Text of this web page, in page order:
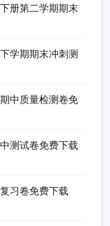
册第二学期期末
学期期末冲刺测
中质量检测卷免
测试卷免费下载
习卷免费下载